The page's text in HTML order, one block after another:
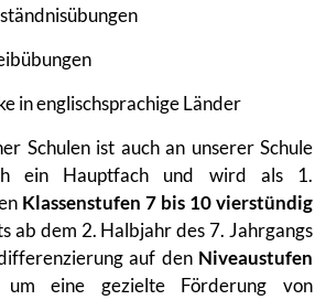
in englischsprachige Länder
Schulen ist auch an unserer Schule
ein Hauptfach und wird als 1.
Klassenstufen 7 bis 10 vierstündig
ab dem 2. Halbjahr des 7. Jahrgangs
auf den Niveaustufen
eine gezielte Förderung von